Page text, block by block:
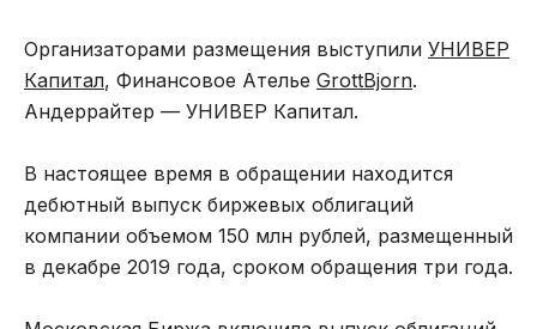
Организаторами размещения выступили УНИВЕР
Капитал, Финансовое Ателье GrottBjorn.
Андеррайтер — УНИВЕР Капитал.
В настоящее время в обращении находится
дебютный выпуск биржевых облигаций
компании объемом 150 млн рублей, размещенный
в декабре 2019 года, сроком обращения три года.